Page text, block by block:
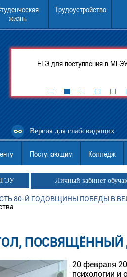
жизнь
Трудоустройство
ЕГЭ для поступления в
Версия для слабовидящих
Поступающим Колледж
Личный кабинет
80-Й ГОДОВЩИНЫ ПОБЕДЫ В
20 февраля
психологии